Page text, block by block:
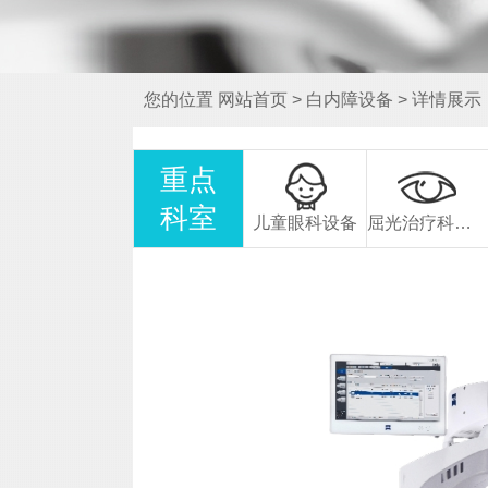
您的位置 网站首页 > 白内障设备 > 详情展示
重点
科室
儿童眼科设备 屈光治疗科设备
德国蔡